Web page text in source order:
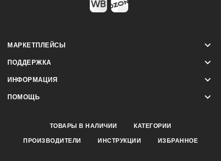
МАРКЕТПЛЕЙСЫ 
ПОДДЕРЖКА 
ИНФОРМАЦИЯ 
ПОМОЩЬ 
ТОВАРЫ В НАЛИЧИИ
КАТЕГОРИИ
ПРОИЗВОДИТЕЛИ
ИНСТРУКЦИИ ИЗБРАННОЕ